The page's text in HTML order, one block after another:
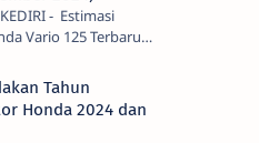
- Estimasi
Vario 125 Terbaru
(Update September
PT Astra Honda
Tahun
Honda 2024 dan